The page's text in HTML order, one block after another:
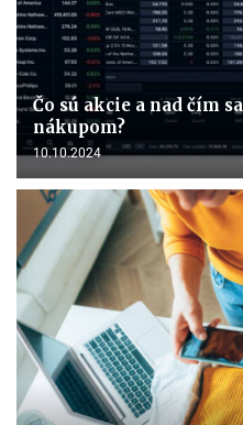
Čo sú akcie a nad čím
nákupom?
10.10.2024